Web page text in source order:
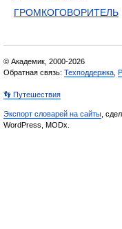
ГРОМКОГОВОРИТЕЛЬ
© Академик, 2000-2026
Обратная связь: Техподдержка
👣 Путешествия
Экспорт словарей на сайты ,
WordPress, MODx.